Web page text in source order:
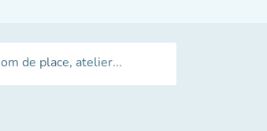
de place, atelier...